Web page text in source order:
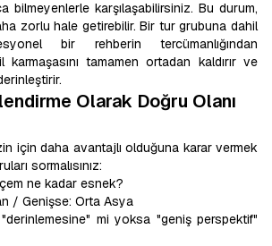
bilmeyenlerle karşılaşabilirsiniz. Bu durum,
zorlu hale getirebilir. Bir tur grubuna dahil
bir rehberin tercümanlığından
tamamen ortadan kaldırır ve
Olarak Doğru Olanı
için daha avantajlı olduğuna karar vermek
sormalısınız:
ne kadar esnek?
/ Genişse: Orta Asya
mi yoksa "geniş perspektif"